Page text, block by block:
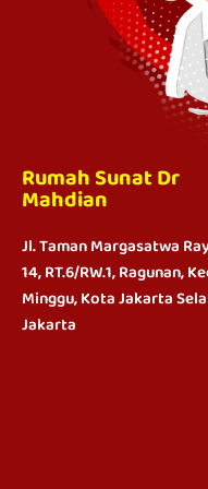
Rumah Sunat Dr
Mahdian
Jl. Taman Margasatwa
14, RT.6/RW.1, Ragunan,
Minggu, Kota Jakarta
Jakarta